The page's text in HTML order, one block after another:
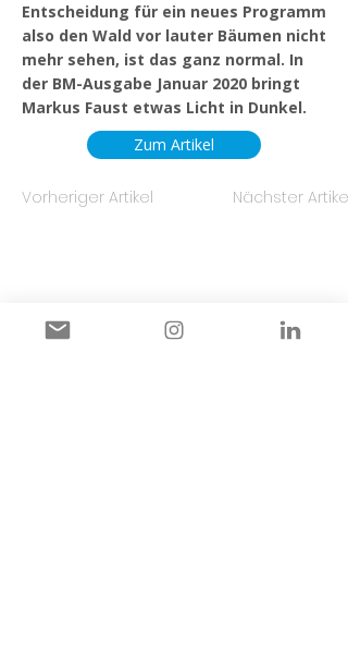
Entscheidung für ein neues Programm
also den Wald vor lauter Bäumen nicht
mehr sehen, ist das ganz normal. In
der BM-Ausgabe Januar 2020 bringt
Markus Faust etwas Licht in Dunkel.
Zum Artikel
Vorheriger Artikel Nächster Artikel